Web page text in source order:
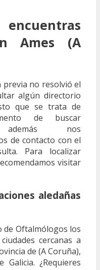
Ames (A
previa no resolvió el
algún directorio
que se trata de
de buscar
además nos
de contacto con el
Para localizar
visitar
aledañas
de Oftalmólogos los
cercanas a
de (A Coruña),
¿Requieres